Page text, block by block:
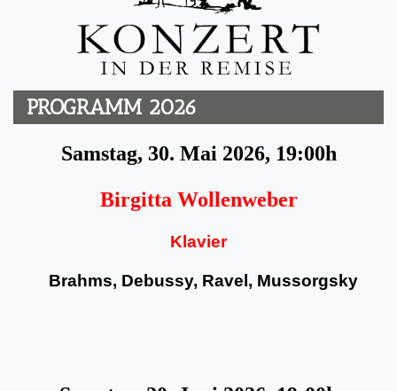
PROGRAMM 2026
Samstag, 30. Mai 2026, 19:00h
Birgitta Wollenweber
Klavier
Brahms, Debussy, Ravel, Mussorgsky